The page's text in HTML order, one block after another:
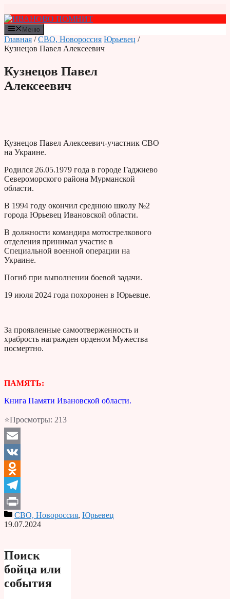
к
содержимому
Меню
Главная /СВО, Новороссия Юрьевец /
Кузнецов Павел Алексеевич
Кузнецов Павел
Алексеевич
Кузнецов Павел Алексеевич-участник СВО
на Украине.
Родился 26.05.1979 года в городе Гаджиево
Североморского района Мурманской
области.
В 1994 году окончил среднюю школу №2
города Юрьевец Ивановской области.
В должности командира мотострелкового
отделения принимал участие в
Специальной военной операции на
Украине.
Погиб при выполнении боевой задачи.
19 июля 2024 года похоронен в Юрьевце.
За проявленные самоотверженность и
храбрость награжден орденом Мужества
посмертно.
ПАМЯТЬ:
Книга Памяти Ивановской области.
⭐Просмотры: 213
Email
VK
Odnoklassniki
Telegram
PrintСВО, Новороссия, Юрьевец
19.07.2024
Поиск
бойца или
события